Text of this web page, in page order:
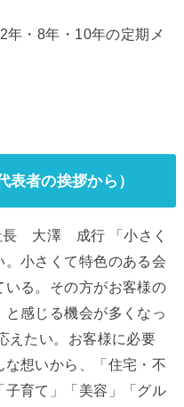
年・8年・10年の定期メ
表者の挨拶から）
長 大澤 成行 「小さく
小さくて特色のある会
る。その方がお客様の
感じる機会が多くなっ
えたい。お客様に必要
想いから、「住宅・不
育て」「美容」「グル